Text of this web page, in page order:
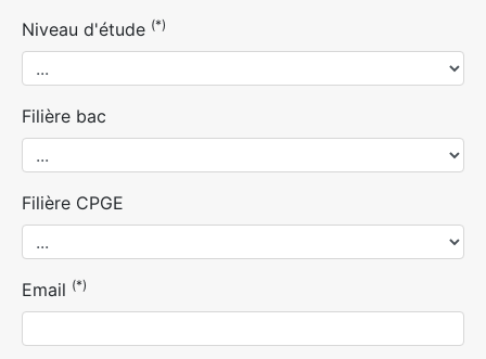
Niveau d'étude (*)
Filière bac
Filière CPGE
Email (*)